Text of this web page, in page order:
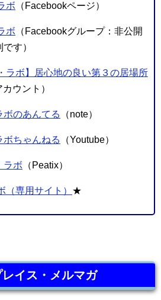
ボ （Facebookページ）
ボ （Facebookグループ：非公開
す）
ラボ】居心地の良い第３の居場所
カウント）
ボのあんてる （note）
ボちゃんねる （Youtube）
ラボ （Peatix）
（専用サイト） ★
レイス・メルマガ